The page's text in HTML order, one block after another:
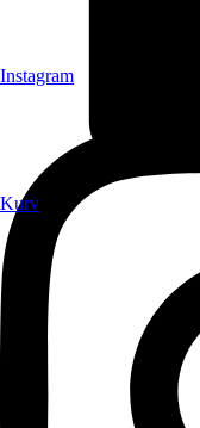
Kurv
Instagram